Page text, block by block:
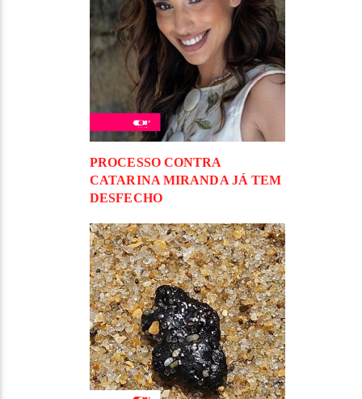
PROCESSO CONTRA
CATARINA MIRANDA JÁ TEM
DESFECHO